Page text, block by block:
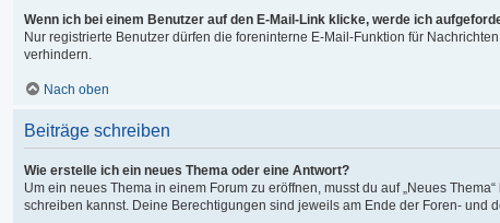
Wenn ich bei einem Benutzer auf den E-Mail-Link klicke, werde ich
Nur registrierte Benutzer dürfen die foreninterne E-Mail-Funktion für
verhindern.
Nach oben
Beiträge schreiben
Wie erstelle ich ein neues Thema oder eine Antwort?
Um ein neues Thema in einem Forum zu eröffnen, musst du auf „Neues
schreiben kannst. Deine Berechtigungen sind jeweils am Ende der Foren- und